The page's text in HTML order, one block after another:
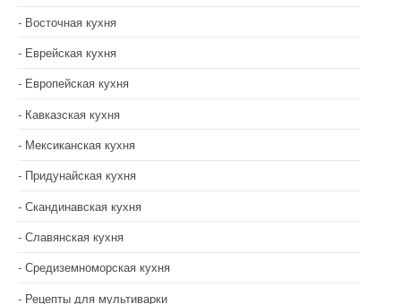
Восточная кухня
Еврейская кухня
Европейская кухня
Кавказская кухня
Мексиканская кухня
Придунайская кухня
Скандинавская кухня
Славянская кухня
Средиземноморская кухня
Рецепты для мультиварки